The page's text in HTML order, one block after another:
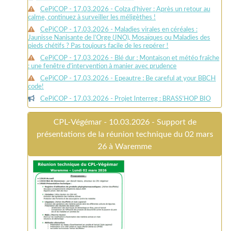
CePiCOP - 17.03.2026 - Colza d'hiver : Après un retour au
calme, continuez à surveiller les méligèthes !
CePiCOP - 17.03.2026 - Maladies virales en céréales :
Jaunisse Nanisante de l’Orge (JNO), Mosaïques ou Maladies des
pieds chétifs ? Pas toujours facile de les repérer !
CePiCOP - 17.03.2026 - Blé dur : Montaison et météo fraîche
: une fenêtre d’intervention à manier avec prudence
CePiCOP - 17.03.2026 - Epeautre : Be careful at your BBCH
code!
CePiCOP - 17.03.2026 - Projet Interreg : BRASS’HOP BIO
CPL-Végémar - 10.03.2026 - Support de
présentations de la réunion technique du 02 mars
26 à Waremme